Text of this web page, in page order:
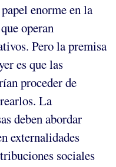
enorme en la
operan
Pero la premisa
es que las
proceder de
La
deben abordar
externalidades
sociales